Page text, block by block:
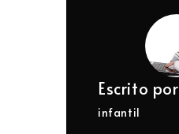
Escrito por
infantil